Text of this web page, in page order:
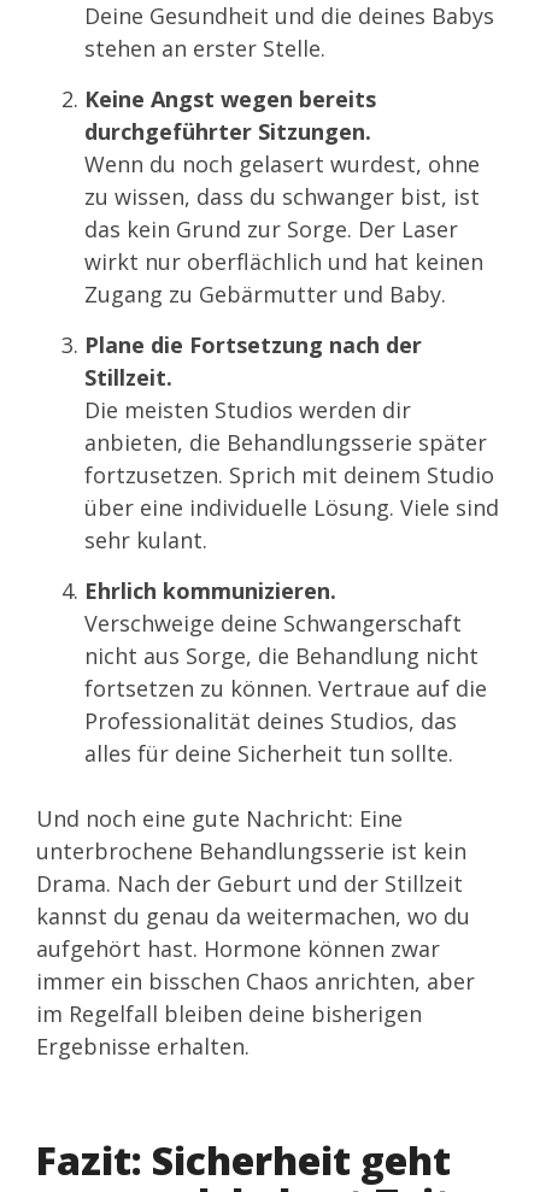
Deine Gesundheit und die deines Babys
stehen an erster Stelle.
Keine Angst wegen bereits
durchgeführter Sitzungen.
Wenn du noch gelasert wurdest, ohne
zu wissen, dass du schwanger bist, ist
das kein Grund zur Sorge. Der Laser
wirkt nur oberflächlich und hat keinen
Zugang zu Gebärmutter und Baby.
Plane die Fortsetzung nach der
Stillzeit.
Die meisten Studios werden dir
anbieten, die Behandlungsserie später
fortzusetzen. Sprich mit deinem Studio
über eine individuelle Lösung. Viele sind
sehr kulant.
Ehrlich kommunizieren.
Verschweige deine Schwangerschaft
nicht aus Sorge, die Behandlung nicht
fortsetzen zu können. Vertraue auf die
Professionalität deines Studios, das
alles für deine Sicherheit tun sollte.
Und noch eine gute Nachricht: Eine
unterbrochene Behandlungsserie ist kein
Drama. Nach der Geburt und der Stillzeit
kannst du genau da weitermachen, wo du
aufgehört hast. Hormone können zwar
immer ein bisschen Chaos anrichten, aber
im Regelfall bleiben deine bisherigen
Ergebnisse erhalten.
Fazit: Sicherheit geht